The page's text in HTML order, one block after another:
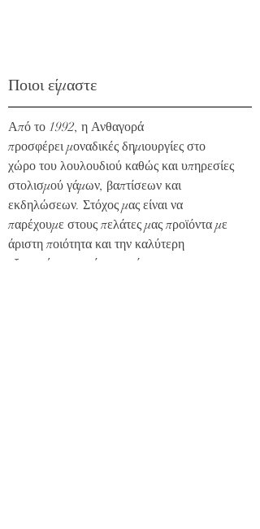
Ποιοι είμαστε
Από το 1992, η Ανθαγορά
προσφέρει μοναδικές δημιουργίες στο
χώρο του λουλουδιού καθώς και υπηρεσίες
στολισμού γάμων, βαπτίσεων και
εκδηλώσεων. Στόχος μας είναι να
παρέχουμε στους πελάτες μας προϊόντα με
άριστη ποιότητα και την καλύτερη
εξυπηρέτηση από το κατάστημα μας στην